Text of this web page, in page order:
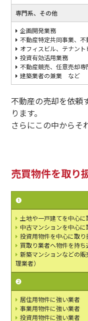
専門系、その他
企画開発業務
不動産特定共同事業、
オフィスビル、テナン
投資有効活用業務
不動産競売、任意売却専
建築業者の兼業 など
不動産の売却を依頼
ります。
さらにこの中からそ
売買物件を取り
❶
土地や一戸建てを中心
中古マンションを中心
投資用物件を中心に取り
買取り業者へ物件を持
新築マンションなどの
理業者）
❷
居住用物件に強い業者
事業用物件に強い業者
投資用物件に強い業者